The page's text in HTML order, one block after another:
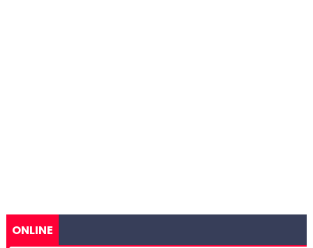
ONLINE